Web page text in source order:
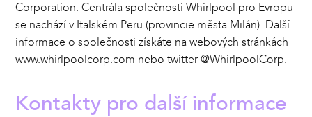
Corporation. Centrála společnosti Whirlpool pro Evropu
se nachází v Italském Peru (provincie města Milán). Další
informace o společnosti získáte na webových stránkách
www.whirlpoolcorp.com nebo twitter @WhirlpoolCorp.
Kontakty pro další informace